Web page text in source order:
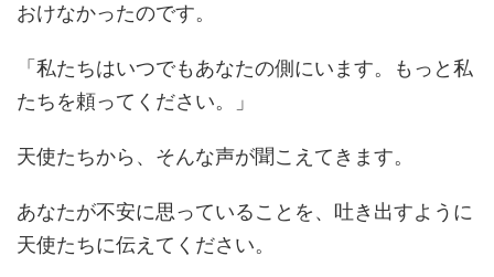
おけなかったのです。
「私たちはいつでもあなたの側にいます。もっと私
たちを頼ってください。」
天使たちから、そんな声が聞こえてきます。
あなたが不安に思っていることを、吐き出すように
天使たちに伝えてください。